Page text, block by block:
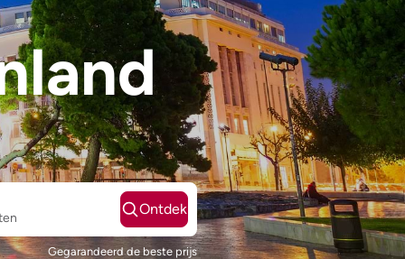
Ontdek
Gegarandeerd de beste prijs